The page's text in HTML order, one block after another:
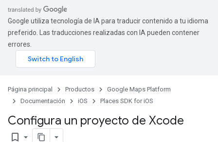
Google utiliza tecnología de IA para traducir contenido a tu idioma
preferido. Las traducciones realizadas con IA pueden contener
errores.
Página principal Productos
Google Maps Platform
Documentación
iOS Places SDK for iOS
Configura un proyecto de Xcode
bookmark_border